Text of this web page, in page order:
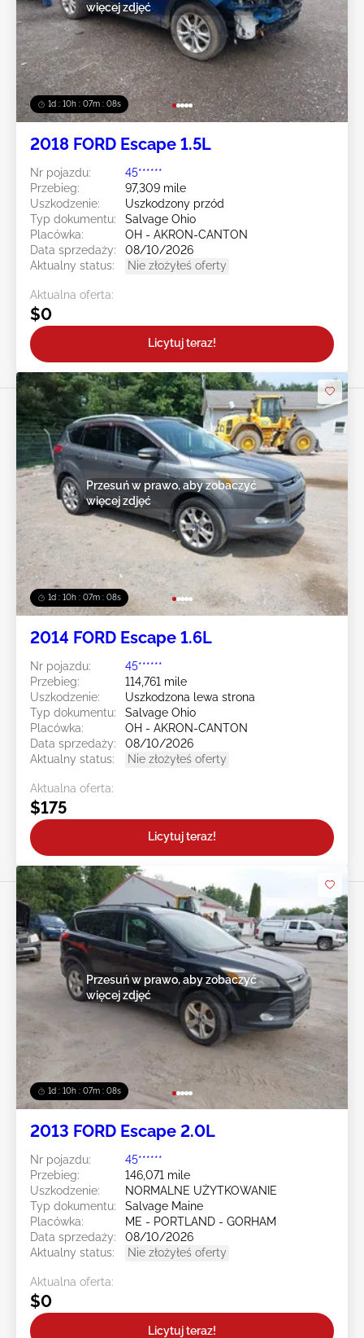
1d : 10h : 07m : 05s
więcej zdjęć
2018 FORD Escape 1.5L
Nr pojazdu:
45******
Przebieg:
97,309 mile
Uszkodzenie:
Uszkodzony przód
Typ dokumentu:
Salvage Ohio
Placówka:
OH - AKRON-CANTON
Data sprzedaży:
08/10/2026
Aktualny status:
Nie złożyłeś oferty
Aktualna oferta:
$0
Licytuj teraz!
1d : 10h : 07m : 05s
Przesuń w prawo, aby zobaczyć
więcej zdjęć
2014 FORD Escape 1.6L
Nr pojazdu:
45******
Przebieg:
114,761 mile
Uszkodzenie:
Uszkodzona lewa strona
Typ dokumentu:
Salvage Ohio
Placówka:
OH - AKRON-CANTON
Data sprzedaży:
08/10/2026
Aktualny status:
Nie złożyłeś oferty
Aktualna oferta:
$175
Licytuj teraz!
1d : 10h : 07m : 05s
Przesuń w prawo, aby zobaczyć
więcej zdjęć
2013 FORD Escape 2.0L
Nr pojazdu:
45******
Przebieg:
146,071 mile
Uszkodzenie:
NORMALNE UŻYTKOWANIE
Typ dokumentu:
Salvage Maine
Placówka:
ME - PORTLAND - GORHAM
Data sprzedaży:
08/10/2026
Aktualny status:
Nie złożyłeś oferty
Aktualna oferta:
$0
Licytuj teraz!